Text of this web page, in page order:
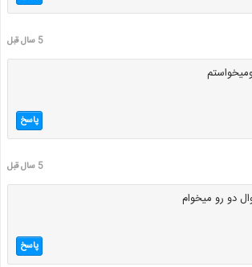
5 سال قبل
پاسخ
5 سال قبل
دو رو میخوام
پاسخ